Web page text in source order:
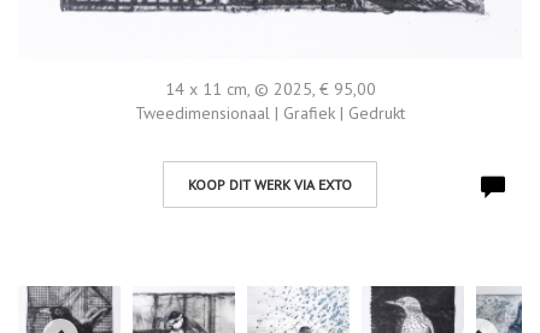
14 x 11 cm, © 2025, € 95,00
Tweedimensionaal | Grafiek | Gedrukt
KOOP DIT WERK VIA EXTO